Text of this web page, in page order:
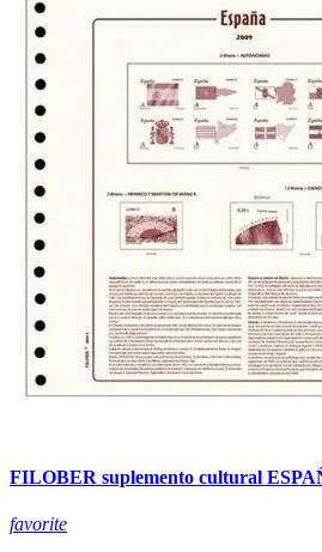
FILOBER suplemento cultural
favorite